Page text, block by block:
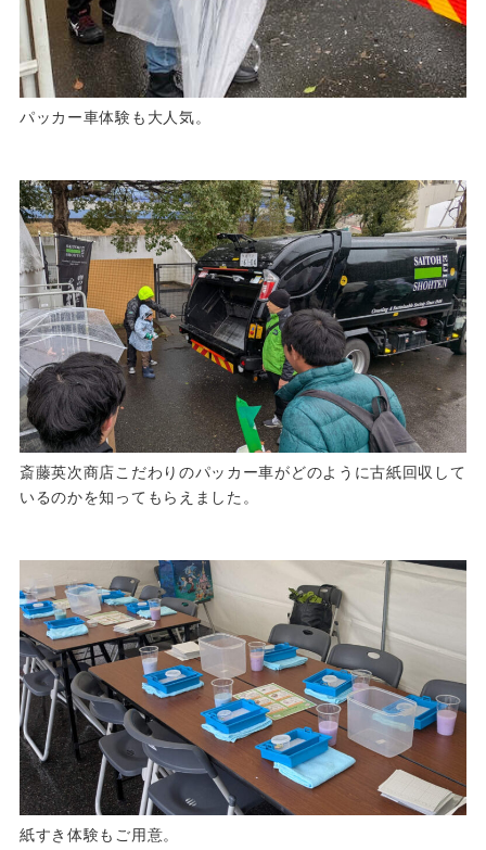
パッカー車体験も大人気。
斎藤英次商店こだわりのパッカー車がどのように古紙回収して
いるのかを知ってもらえました。
紙すき体験もご用意。